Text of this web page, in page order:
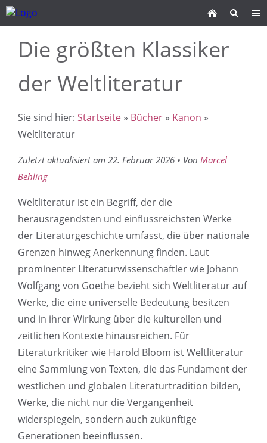
Die größten Klassiker
der Weltliteratur
Sie sind hier: Startseite » Bücher » Kanon »
Weltliteratur
Zuletzt aktualisiert am 22. Februar 2026 • Von Marcel
Behling
Weltliteratur ist ein Begriff, der die
herausragendsten und einflussreichsten Werke
der Literaturgeschichte umfasst, die über nationale
Grenzen hinweg Anerkennung finden. Laut
prominenter Literaturwissenschaftler wie Johann
Wolfgang von Goethe bezieht sich Weltliteratur auf
Werke, die eine universelle Bedeutung besitzen
und in ihrer Wirkung über die kulturellen und
zeitlichen Kontexte hinausreichen. Für
Literaturkritiker wie Harold Bloom ist Weltliteratur
eine Sammlung von Texten, die das Fundament der
westlichen und globalen Literaturtradition bilden,
Werke, die nicht nur die Vergangenheit
widerspiegeln, sondern auch zukünftige
Generationen beeinflussen.